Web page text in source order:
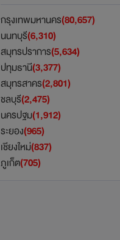
กรุงเทพมหานคร(80,657)
นนทบุรี(6,310)
สมุทรปราการ(5,634)
ปทุมธานี(3,377)
สมุทรสาคร(2,801)
ชลบุรี(2,475)
นครปฐม(1,912)
ระยอง(965)
เชียงใหม่(837)
ภูเก็ต(705)